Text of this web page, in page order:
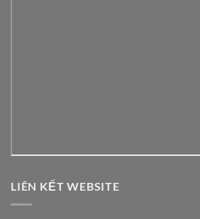
LIÊN KẾT WEBSITE